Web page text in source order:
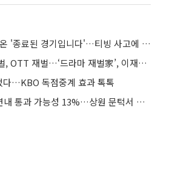
9회 동점 상황에 나온 '종료된 경기입니다'…티빙 사고에 분통
주중 재벌, 주말 재벌, OTT 재벌…‘드라마 재벌家’, 이재용도 놀랐다
다…KBO 독점중계 효과 톡톡
美 클래리티 법안 연내 통과 가능성 13%…상원 문턱서 제동